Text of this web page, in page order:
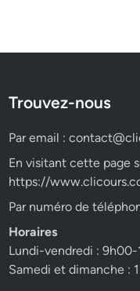
Trouvez-nous
Par email :
En visitant cette page
https://
Par numéro de
Horaires
Lundi-vendredi :
Samedi et dimanche :